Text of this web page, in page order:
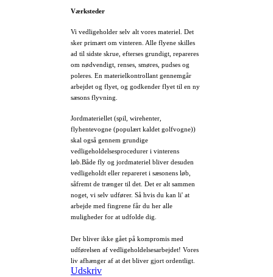
Værksteder
Vi vedligeholder selv alt vores materiel. Det
sker primært om vinteren. Alle flyene skilles
ad til sidste skrue, efterses grundigt, repareres
om nødvendigt, renses, smøres, pudses og
poleres. En materielkontrollant gennemgår
arbejdet og flyet, og godkender flyet til en ny
sæsons flyvning.
Jordmateriellet (spil, wirehenter,
flyhentevogne (populært kaldet golfvogne))
skal også gennem grundige
vedligeholdelsesprocedurer i vinterens
løb.Både fly og jordmateriel bliver desuden
vedligeholdt eller repareret i sæsonens løb,
såfremt de trænger til det. Det er alt sammen
noget, vi selv udfører. Så hvis du kan li' at
arbejde med fingrene får du her alle
muligheder for at udfolde dig.
Der bliver ikke gået på kompromis med
udførelsen af vedligeholdelsesarbejdet! Vores
liv afhænger af at det bliver gjort ordentligt.
Udskriv